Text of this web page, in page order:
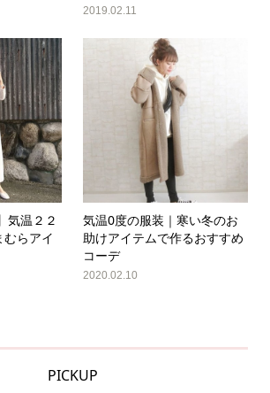
2019.02.11
気温２２
らアイ
気温0度の服装｜寒い冬のお
助けアイテムで作るおすすめ
コーデ
2020.02.10
PICKUP